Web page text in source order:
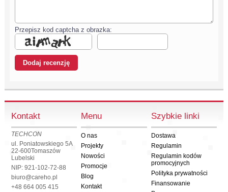
Przepisz kod captcha z obrazka:
Kontakt
TECHCON
ul. Poniatowskiego 5A
22-600Tomaszów
Lubelski
NIP: 921-102-72-88
biuro@careho.pl
+48 664 005 415
Menu
O nas
Projekty
Nowości
Promocje
Blog
Kontakt
Szybkie linki
Dostawa
Regulamin
Regulamin kodów
promocyjnych
Polityka prywatności
Finansowanie